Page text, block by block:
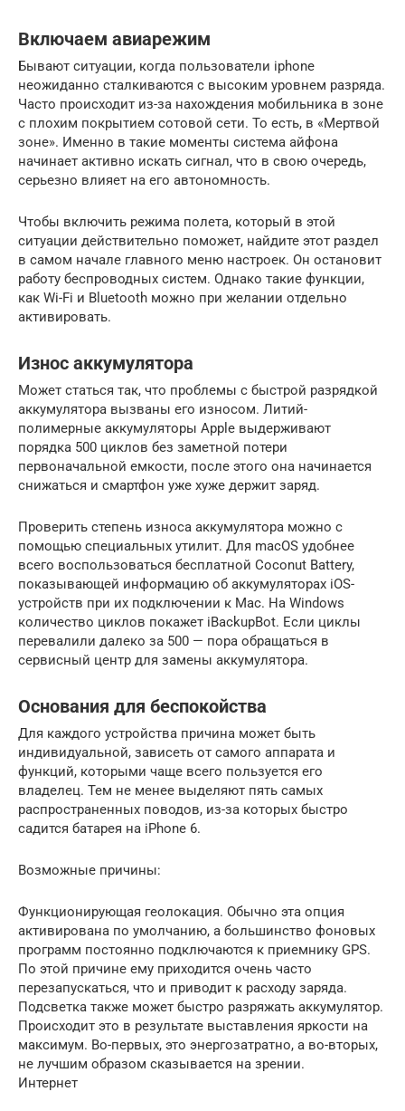
Включаем авиарежим
Бывают ситуации, когда пользователи iphone
неожиданно сталкиваются с высоким уровнем разряда.
Часто происходит из-за нахождения мобильника в зоне
с плохим покрытием сотовой сети. То есть, в «Мертвой
зоне». Именно в такие моменты система айфона
начинает активно искать сигнал, что в свою очередь,
серьезно влияет на его автономность.
Чтобы включить режима полета, который в этой
ситуации действительно поможет, найдите этот раздел
в самом начале главного меню настроек. Он остановит
работу беспроводных систем. Однако такие функции,
как Wi-Fi и Bluetooth можно при желании отдельно
активировать.
Износ аккумулятора
Может статься так, что проблемы с быстрой разрядкой
аккумулятора вызваны его износом. Литий-
полимерные аккумуляторы Apple выдерживают
порядка 500 циклов без заметной потери
первоначальной емкости, после этого она начинается
снижаться и смартфон уже хуже держит заряд.
Проверить степень износа аккумулятора можно с
помощью специальных утилит. Для macOS удобнее
всего воспользоваться бесплатной Coconut Battery,
показывающей информацию об аккумуляторах iOS-
устройств при их подключении к Mac. На Windows
количество циклов покажет iBackupBot. Если циклы
перевалили далеко за 500 — пора обращаться в
сервисный центр для замены аккумулятора.
Основания для беспокойства
Для каждого устройства причина может быть
индивидуальной, зависеть от самого аппарата и
функций, которыми чаще всего пользуется его
владелец. Тем не менее выделяют пять самых
распространенных поводов, из-за которых быстро
садится батарея на iPhone 6.
Возможные причины:
Функционирующая геолокация. Обычно эта опция
активирована по умолчанию, а большинство фоновых
программ постоянно подключаются к приемнику GPS.
По этой причине ему приходится очень часто
перезапускаться, что и приводит к расходу заряда.
Подсветка также может быстро разряжать аккумулятор.
Происходит это в результате выставления яркости на
максимум. Во-первых, это энергозатратно, а во-вторых,
не лучшим образом сказывается на зрении.
Интернет